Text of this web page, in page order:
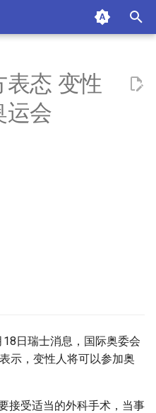
表态 变性
运会
日瑞士消息，国际奥委会
示，变性人将可以参加奥
接受适当的外科手术，当事